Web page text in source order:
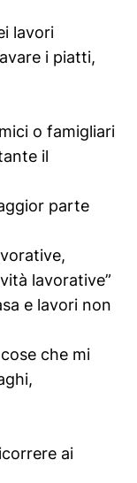
lavori
i piatti,
o famigliari
il
parte
lavorative”
e lavori non
che mi
ai